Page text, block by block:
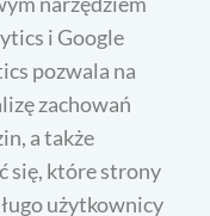
i Google
pozwala na
zachowań
a także
się, które strony
użytkownicy